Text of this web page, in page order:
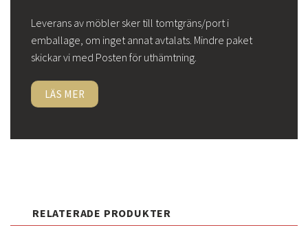
Leverans av möbler sker till tomtgräns/port i
emballage, om inget annat avtalats. Mindre paket
skickar vi med Posten för uthämtning.
LÄS MER
RELATERADE PRODUKTER